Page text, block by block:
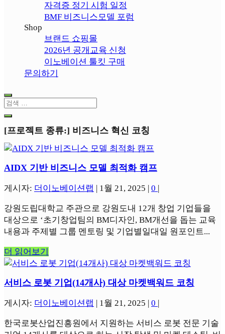
자격증 정기 시험 일정
BMF 비즈니스모델 포럼
Shop
브랜드 쇼핑몰
2026년 공개교육 신청
이노베이션 툴킷 구매
문의하기
[프로젝트 종류:] 비즈니스 혁신 코칭
AIDX 기반 비즈니스 모델 최적화 캠프
게시자: 더이노베이션랩 | 1월 21, 2025 | 0 |
강원도립대학교 주관으로 강원도내 12개 창업 기업들을
대상으로 ‘초기창업팀의 BM디자인, BM개선을 돕는 교육
내용과 주제별 그룹 멘토링 및 기업별일대일 원포인트...
더 읽어보기
서비스 로봇 기업(14개사) 대상 마켓백워드 코칭
게시자: 더이노베이션랩 | 1월 21, 2025 | 0 |
한국로봇산업진흥원에서 지원하는 서비스 로봇 전문 기술